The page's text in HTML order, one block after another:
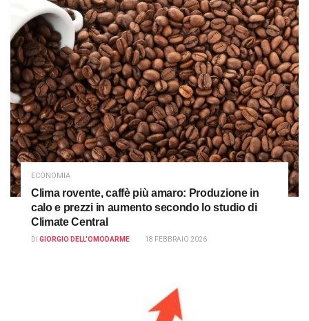
ECONOMIA
Clima rovente, caffè più amaro: Produzione in
calo e prezzi in aumento secondo lo studio di
Climate Central
DI GIORGIO DELL'OMODARME 18 FEBBRAIO 2026